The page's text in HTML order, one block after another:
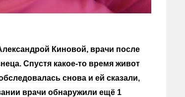
Киновой, врачи после
Спустя какое-то время живот
снова и ей сказали,
врачи обнаружили ещё 1